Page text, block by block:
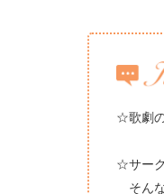
☆歌劇
☆サー
そん